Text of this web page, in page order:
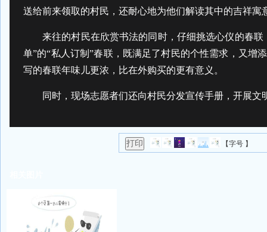
送给前来领取的村民，还耐心地为他们解读其中的吉祥
来往的村民在欣赏书法的同时，仔细挑选心仪的春
单”的“私人订制”春联，既满足了村民的个性需求，又增
写的春联年味儿更浓，比在外购买的更有意义。
同时，现场志愿者们还向村民分发宣传手册， 开展文
【字号 】